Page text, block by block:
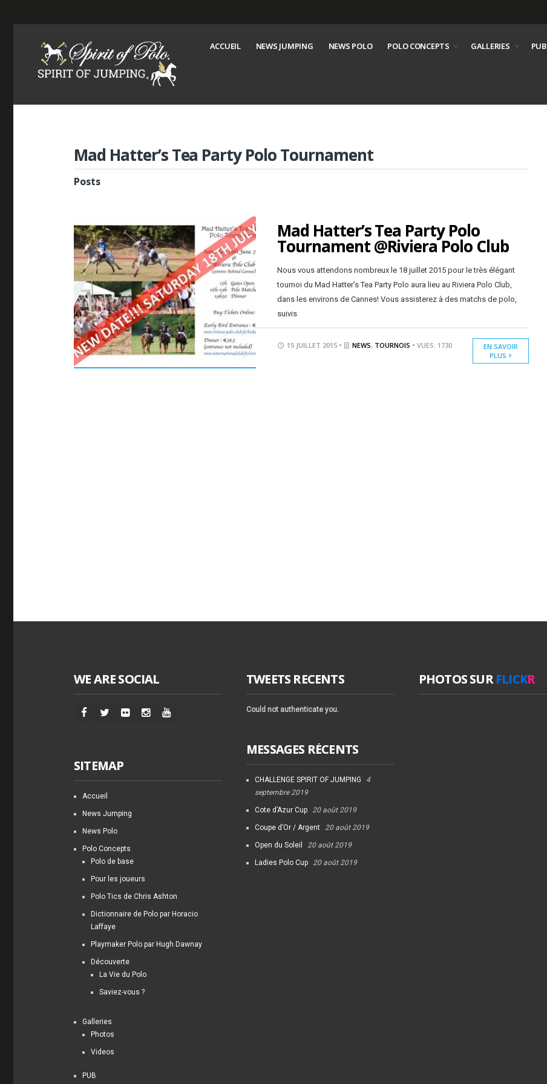
ACCUEIL NEWS JUMPING NEWS POLO POLO CONCEPTS GALLERIES PUB
Mad Hatter’s Tea Party Polo Tournament
Posts
Mad Hatter’s Tea Party Polo
Tournament @Riviera Polo Club
Nous vous attendons nombreux le 18 juillet 2015 pour le très élégant
tournoi du Mad Hatter’s Tea Party Polo aura lieu au Riviera Polo Club,
dans les environs de Cannes! Vous assisterez à des matchs de polo,
suivis
15 JUILLET 2015 • NEWS, TOURNOIS • VUES: 1730
EN SAVOIR
PLUS
WE ARE SOCIAL
SITEMAP
Accueil
News Jumping
News Polo
Polo Concepts
Polo de base
Pour les joueurs
Polo Tics de Chris Ashton
Dictionnaire de Polo par Horacio
Laffaye
Playmaker Polo par Hugh Dawnay
Découverte
La Vie du Polo
Saviez-vous ?
Galleries
Photos
Videos
PUB
TWEETS RECENTS
Could not authenticate you.
MESSAGES RÉCENTS
CHALLENGE SPIRIT OF JUMPING
4
septembre 2019
Cote d’Azur Cup 20 août 2019
Coupe d’Or / Argent 20 août 2019
Open du Soleil 20 août 2019
Ladies Polo Cup 20 août 2019
PHOTOS SURFLICKR